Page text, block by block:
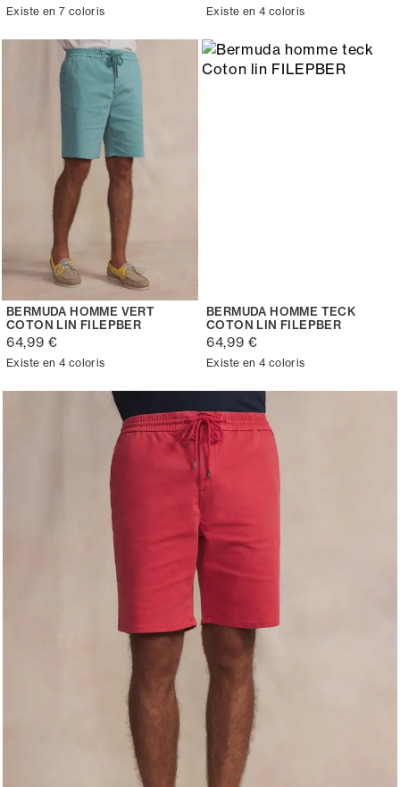
Existe en 7 coloris Existe en 4 coloris
BERMUDA HOMME VERT
COTON LIN FILEPBER
64,99 €
Existe en 4 coloris
BERMUDA HOMME TECK
COTON LIN FILEPBER
64,99 €
Existe en 4 coloris